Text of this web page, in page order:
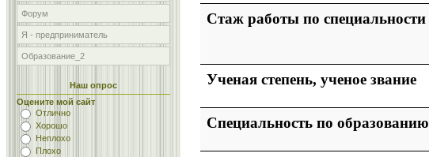
Форум
Я - предприниматель
Образование_2
Наш опрос
Оцените мой сайт
Отлично
Хорошо
Неплохо
Плохо
Стаж работы по специальности
Ученая степень, ученое звание
Специальность по образованию